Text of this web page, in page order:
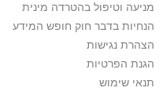
מניעה וטיפול בהטרדה מינית
הנחיות בדבר חוק חופש המידע
הצהרת נגישות
הגנת הפרטיות
תנאי שימוש